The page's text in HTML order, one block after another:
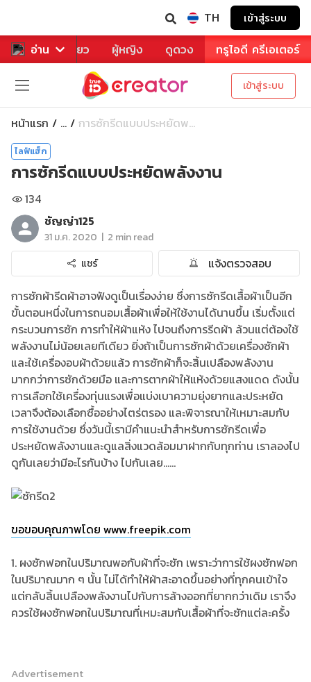
TH เข้าสู่ระบบ
อ่าน
หาร ท่องเที่ยว ผู้หญิง ดูดวง ทรูไอดี ครีเอเตอร์
เข้าสู่ระบบ
หน้าแรก ... การซักรีดแบบประหยัดพ...
ไลฟ์แฮ็ก
การซักรีดแบบประหยัดพลังงาน
134
ชัญญ่า125
31 ม.ค. 2020 | 2 min read
แชร์
แจ้งตรวจสอบ
การซักผ้ารีดผ้าอาจฟังดูเป็นเรื่องง่าย ซึ่งการซักรีดเสื้อผ้าเป็นอีก
ขั้นตอนหนึ่งในการถนอมเสื้อผ้าเพื่อให้ใช้งานได้นานขึ้น เริ่มตั้งแต่
กระบวนการซัก การทำให้ผ้าแห้ง ไปจนถึงการรีดผ้า ล้วนแต่ต้องใช้
พลังงานไม่น้อยเลยทีเดียว ยิ่งถ้าเป็นการซักผ้าด้วยเครื่องซักผ้า
และใช้เครื่องอบผ้าด้วยแล้ว การซักผ้าก็จะสิ้นเปลืองพลังงาน
มากกว่าการซักด้วยมือ และการตากผ้าให้แห้งด้วยแสงแดด ดังนั้น
การเลือกใช้เครื่องทุ่นแรงเพื่อแบ่งเบาความยุ่งยากและประหยัด
เวลาจึงต้องเลือกซื้ออย่างไตร่ตรอง และพิจารณาให้เหมาะสมกับ
การใช้งานด้วย ซึ่งวันนี้เรามีคำแนะนำสำหรับการซักรีดเพื่อ
ประหยัดพลังงานและดูแลสิ่งแวดล้อมมาฝากกับทุกท่าน เราลองไป
ดูกันเลยว่ามีอะไรกันบ้าง ไปกันเลย......
ขอขอบคุณภาพโดย www.freepik.com
1. ผงซักฟอกในปริมาณพอกับผ้าที่จะซัก เพราะว่าการใช้ผงซักฟอก
ในปริมาณมาก ๆ นั้น ไม่ได้ทำให้ผ้าสะอาดขึ้นอย่างที่ทุกคนเข้าใจ
แต่กลับสิ้นเปลืองพลังงานไปกับการล้างออกที่ยากกว่าเดิม เราจึง
ควรใช้ผงซักฟอกในปริมาณที่เหมะสมกับเสื้อผ้าที่จะซักแต่ละครั้ง
Advertisement